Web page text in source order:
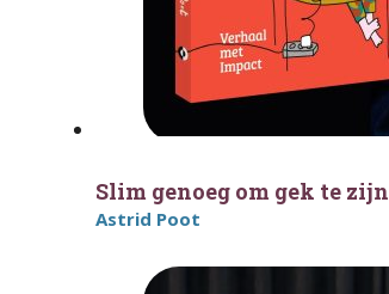
Slim genoeg om gek te zijn
Astrid Poot